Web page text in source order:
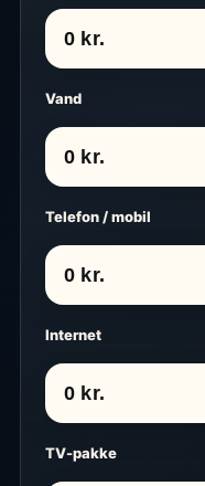
Vand
Telefon / mobil
Internet
TV-pakke